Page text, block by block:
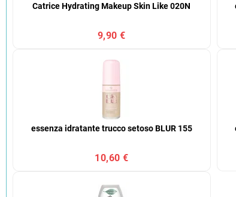
Catrice Hydrating Makeup Skin Like 020N
9,90 €
essenza idratante trucco setoso BLUR 155
10,60 €